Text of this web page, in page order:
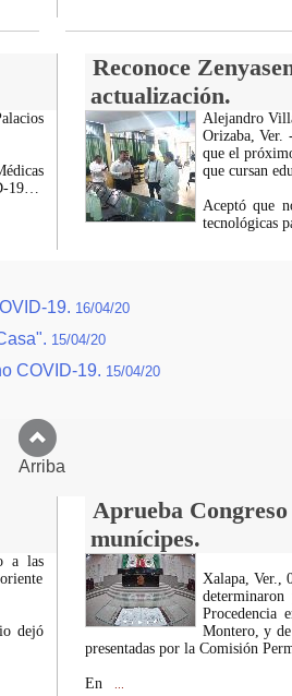
Reconoce
actualización.
19…
Alejandro
Orizaba, Ver.
que el
que cursan
Aceptó que
tecnológicas
19. 16/04/20
15/04/20
COVID-19. 15/04/20
Arriba
Aprueba
munícipes.
a las
dejó
Xalapa, Ver.,
Procedencia
Montero, y
presentadas por la Comisión
En